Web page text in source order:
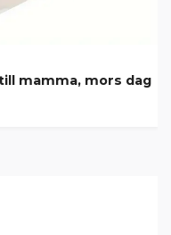
mamma, mors dag